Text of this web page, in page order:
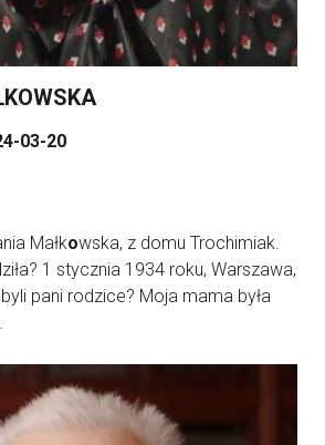
03-20
Małkowska, z domu Trochimiak.
1 stycznia 1934 roku, Warszawa,
pani rodzice? Moja mama była